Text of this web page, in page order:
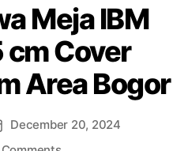
Meja IBM
Cover
Area Bogor
date
December 20, 2024